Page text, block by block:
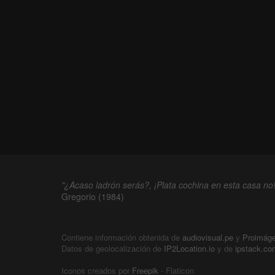
"¿Acaso ladrón serás?, ¡Plata cochina en esta casa
Gregorio (1984)
Contiene información obtenida de audiovisual.pe y
Datos de geolocalización de IP2Location.io y de
Iconos creados por Freepik - Flaticon